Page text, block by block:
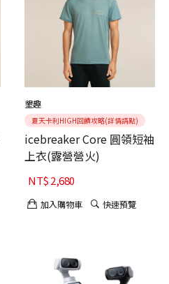
墾趣
夏天卡利HIGH回饋攻略(詳情請點)
icebreaker Core 圓領短袖
上衣(露營營火)
NT$2,680
加入購物車 快速預覽